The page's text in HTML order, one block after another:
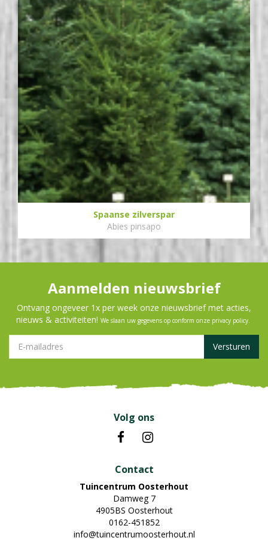
Spaanse zilverspar
Abies pinsapo
Aanmelden nieuwsbrief
Ontvang ongeveer 1x per week onze nieuwsbrief met acties,
nieuws & activiteiten! We slaan uw gegevens op conform onze privacy policy.
Volg ons
Contact
Tuincentrum Oosterhout
Damweg 7
4905BS Oosterhout
0162-451852
info@tuincentrumoosterhout.nl